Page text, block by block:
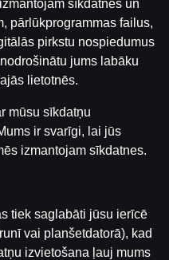
Strokšu aprunās
Rallijā.
sīkdatnes un
pārlūkprogrammas failus,
pirkstu nospiedumus
jums labāku
lietotnēs.
mūsu sīkdatņu
ir svarīgi, lai jūs
izmantojam sīkdatnes.
tiek saglabāti jūsu ierīcē
vai planšetdatorā), kad
izvietošana ļauj mums